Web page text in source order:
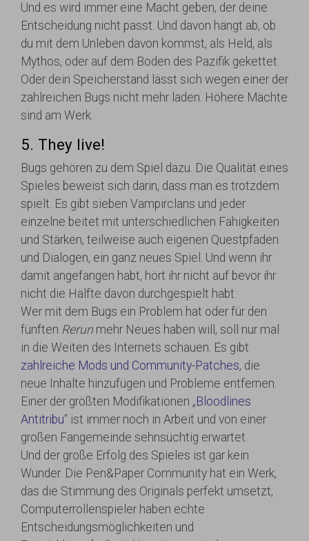
Und es wird immer eine Macht geben, der deine
Entscheidung nicht passt. Und davon hängt ab, ob
du mit dem Unleben davon kommst, als Held, als
Mythos, oder auf dem Boden des Pazifik gekettet.
Oder dein Speicherstand lässt sich wegen einer der
zahlreichen Bugs nicht mehr laden. Höhere Mächte
sind am Werk.
5. They live!
Bugs gehören zu dem Spiel dazu. Die Qualität eines
Spieles beweist sich darin, dass man es trotzdem
spielt. Es gibt sieben Vampirclans und jeder
einzelne beitet mit unterschiedlichen Fähigkeiten
und Stärken, teilweise auch eigenen Questpfaden
und Dialogen, ein ganz neues Spiel. Und wenn ihr
damit angefangen habt, hört ihr nicht auf bevor ihr
nicht die Hälfte davon durchgespielt habt.
Wer mit dem Bugs ein Problem hat oder für den
fünften Rerun mehr Neues haben will, soll nur mal
in die Weiten des Internets schauen. Es gibt
zahlreiche Mods und Community-Patches, die
neue Inhalte hinzufügen und Probleme entfernen.
Einer der größten Modifikationen „ Bloodlines
Antitribu“ ist immer noch in Arbeit und von einer
großen Fangemeinde sehnsüchtig erwartet.
Und der große Erfolg des Spieles ist gar kein
Wunder. Die Pen&Paper Community hat ein Werk,
das die Stimmung des Originals perfekt umsetzt,
Computerrollenspieler haben echte
Entscheidungsmöglichkeiten und